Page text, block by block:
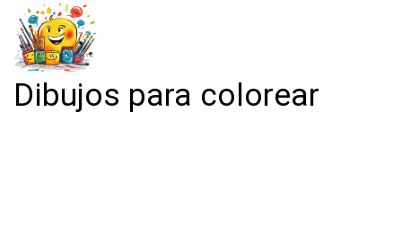
Dibujos para colorear